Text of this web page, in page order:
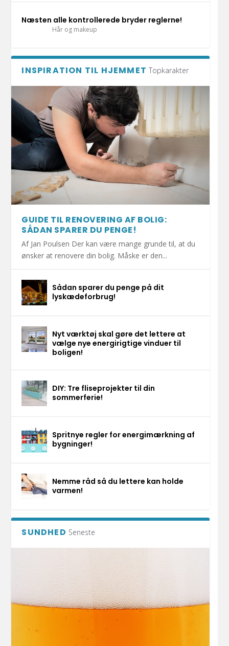
Næsten alle kontrollerede bryder reglerne!
Hår og makeup
INSPIRATION TIL HJEMMET Topkarakter
GUIDE TIL RENOVERING AF BOLIG:
SÅDAN SPARER DU PENGE!
Af Jan Poulsen Der kan være mange grunde til, at du
ønsker at renovere din bolig. Måske er den...
Sådan sparer du penge på dit
lyskædeforbrug!
Nyt værktøj skal gøre det lettere at
vælge nye energirigtige vinduer til
boligen!
DIY: Tre fliseprojekter til din
sommerferie!
Spritnye regler for energimærkning af
bygninger!
Nemme råd så du lettere kan holde
varmen!
SUNDHED Seneste